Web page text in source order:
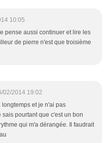
10:05
pense aussi continuer et lire les
de pierre n'est que troisième
02/2014 19:02
et je n'ai pas
pourtant que c'est un bon
qui m'a dérangée. Il faudrait